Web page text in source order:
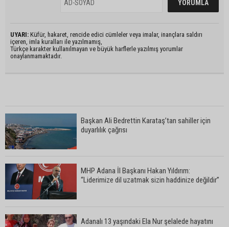
UYARI: Küfür, hakaret, rencide edici cümleler veya imalar, inançlara saldırı
içeren, imla kuralları ile yazılmamış,
Türkçe karakter kullanılmayan ve büyük harflerle yazılmış yorumlar
onaylanmamaktadır.
Başkan Ali Bedrettin Karataş’tan sahiller için
duyarlılık çağrısı
MHP Adana İl Başkanı Hakan Yıldırım:
“Liderimize dil uzatmak sizin haddinize değildir”
Adanalı 13 yaşındaki Ela Nur şelalede hayatını